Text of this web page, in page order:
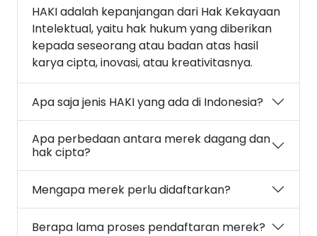
HAKI adalah kepanjangan dari Hak Kekayaan
Intelektual, yaitu hak hukum yang diberikan
kepada seseorang atau badan atas hasil
karya cipta, inovasi, atau kreativitasnya.
Apa saja jenis HAKI yang ada di Indonesia?
Apa perbedaan antara merek dagang dan
hak cipta?
Mengapa merek perlu didaftarkan?
Berapa lama proses pendaftaran merek?